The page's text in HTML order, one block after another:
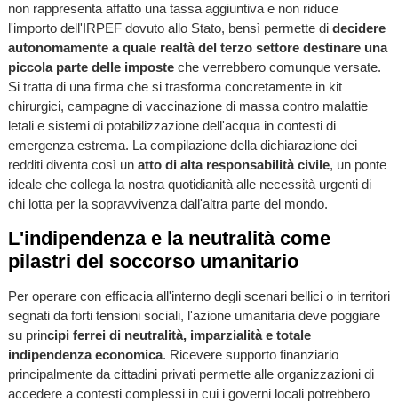
non rappresenta affatto una tassa aggiuntiva e non riduce
l'importo dell'IRPEF dovuto allo Stato, bensì permette di decidere
autonomamente a quale realtà del terzo settore destinare una
piccola parte delle imposteche verrebbero comunque versate.
Si tratta di una firma che si trasforma concretamente in kit
chirurgici, campagne di vaccinazione di massa contro malattie
letali e sistemi di potabilizzazione dell'acqua in contesti di
emergenza estrema. La compilazione della dichiarazione dei
redditi diventa così un atto di alta responsabilità civile, un ponte
ideale che collega la nostra quotidianità alle necessità urgenti di
chi lotta per la sopravvivenza dall'altra parte del mondo.
L'indipendenza e la neutralità come
pilastri del soccorso umanitario
Per operare con efficacia all'interno degli scenari bellici o in territori
segnati da forti tensioni sociali, l'azione umanitaria deve poggiare
su principi ferrei di neutralità, imparzialità e totale
indipendenza economica. Ricevere supporto finanziario
principalmente da cittadini privati permette alle organizzazioni di
accedere a contesti complessi in cui i governi locali potrebbero